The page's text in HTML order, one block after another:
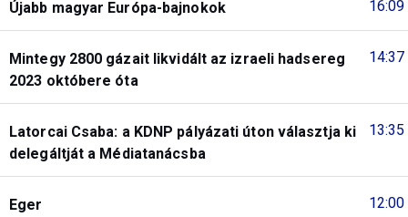
16:09
Újabb magyar Európa-bajnokok
14:37
Mintegy 2800 gázait likvidált az izraeli hadsereg
2023 októbere óta
13:35
Latorcai Csaba: a KDNP pályázati úton választja ki
delegáltját a Médiatanácsba
12:00
Eger